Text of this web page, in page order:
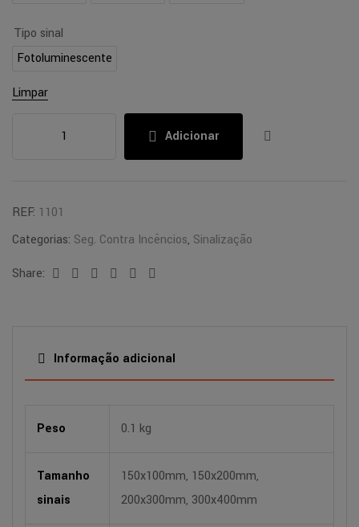
Tipo sinal
Fotoluminescente
Limpar
Adicionar
REF: 1101
Categorias: Seg. Contra Incêncios, Sinalização
Share:
Facebook
TwitterLinkedinGoogle+Pinterest
Informação adicional
Peso 0.1 kg
Tamanho
sinais
150x100mm, 150x200mm,
200x300mm, 300x400mm